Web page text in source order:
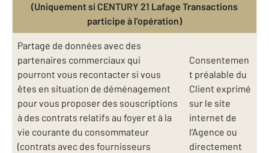
(Uniquement si CENTURY 21 Lafage Transactions
participe à l’opération)
Partage de données avec des
partenaires commerciaux qui
pourront vous recontacter si vous
êtes en situation de déménagement
pour vous proposer des souscriptions
à des contrats relatifs au foyer et à la
vie courante du consommateur
(contrats avec des fournisseurs
Consentemen
t préalable du
Client exprimé
sur le site
internet de
l’Agence ou
directement